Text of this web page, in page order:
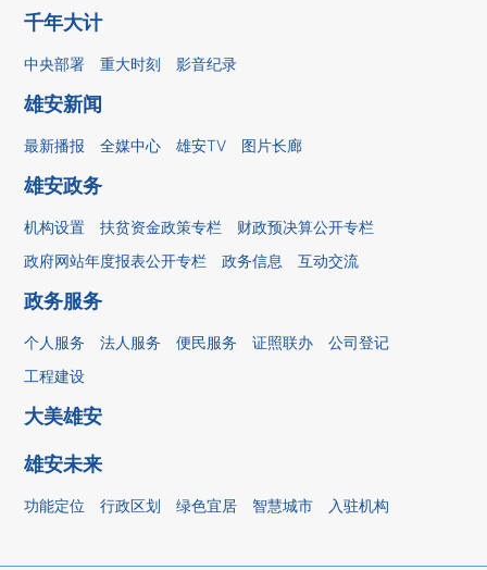
千年大计
中央部署 重大时刻 影音纪录
雄安新闻
最新播报 全媒中心 雄安TV 图片长廊
雄安政务
机构设置 扶贫资金政策专栏
财政预决算公开专栏
政府网站年度报表公开专栏
政务信息 互动交流
政务服务
个人服务 法人服务 便民服务 证照联办
公司登记
工程建设
大美雄安
雄安未来
功能定位 行政区划 绿色宜居 智慧城市 入驻机构